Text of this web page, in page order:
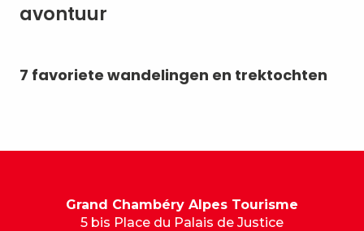
avontuur
7 favoriete wandelingen en trektochten
Grand Chambéry Alpes Tourisme
5 bis Place du Palais de Justice